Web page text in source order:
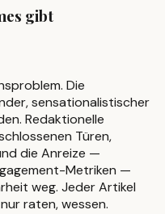
gibt
Die
sensationalistischer
Redaktionelle
Türen,
die Anreize —
Metriken —
weg. Jeder Artikel
raten, wessen.